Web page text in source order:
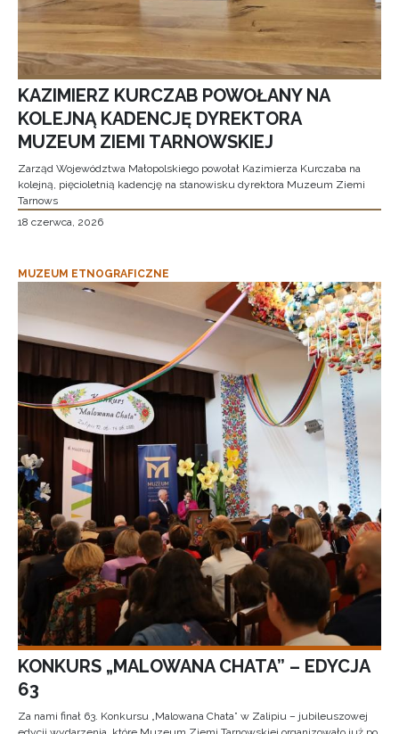
KAZIMIERZ KURCZAB POWOŁANY NA
KOLEJNĄ KADENCJĘ DYREKTORA
MUZEUM ZIEMI TARNOWSKIEJ
Zarząd Województwa Małopolskiego powołał Kazimierza Kurczaba na
kolejną, pięcioletnią kadencję na stanowisku dyrektora Muzeum Ziemi
Tarnows
18 czerwca, 2026
MUZEUM ETNOGRAFICZNE
KONKURS „MALOWANA CHATA” – EDYCJA
63
Za nami finał 63. Konkursu „Malowana Chata” w Zalipiu – jubileuszowej